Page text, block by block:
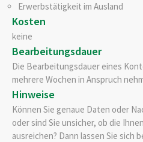
Erwerbstätigkeit im Ausland
Kosten
keine
Bearbeitungsdauer
Die Bearbeitungsdauer eines
mehrere Wochen in Anspruch
Hinweise
Können Sie genaue Daten oder
oder sind Sie unsicher, ob die
ausreichen? Dann lassen Sie sich